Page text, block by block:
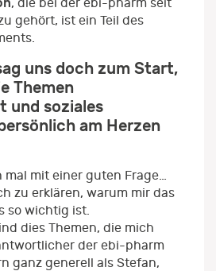
gehört, ist ein Teil des
uns doch zum Start,
Themen
und soziales
am Herzen
mit einer guten Frage…
zu erklären, warum mir das
so wichtig ist.
dies Themen, die mich
der ebi-pharm
ganz generell als Stefan,